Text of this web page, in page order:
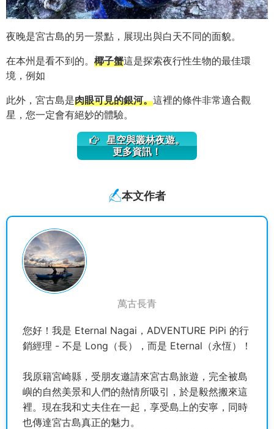
夜晚是宮古島的另一景點，展現出與白天不同的面貌。
在本州是看不到的。 椰子蟹這是探索夜行性生物的最佳環
境，例如
此外，宮古島是肉眼可見的銀河。這裡的條件非常適合觀
星，您一定會有絕妙的體驗。
星空與叢林夜遊。
更多資訊！
本文作者
萬古長青
您好！我是 Eternal Nagai，ADVENTURE PiPi 的行
銷經理 - 不是 Long（長），而是 Eternal（永恆）！
我原籍宮崎縣，受朋友邀請來宮古島旅遊，完全被島
嶼的自然美景和人們的熱情所吸引，於是毅然搬來這
裡。現在我和丈夫住在一起，享受島上的安寧，同時
也傳達宮古島真正的魅力。